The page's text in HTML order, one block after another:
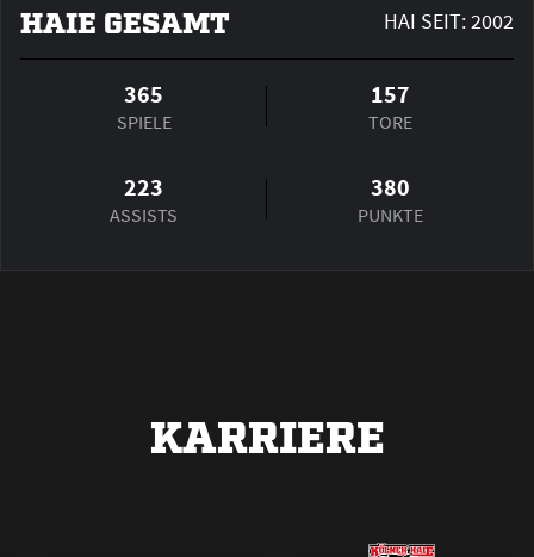
HAIE GESAMT HAI SEIT: 2002
365
SPIELE
157
TORE
223
ASSISTS
380
PUNKTE
KARRIERE